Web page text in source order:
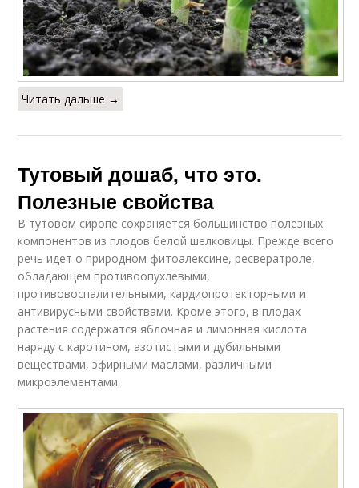
Читать дальше →
Тутовый дошаб, что это.
Полезные свойства
В тутовом сиропе сохраняется большинство полезных
компонентов из плодов белой шелковицы. Прежде всего
речь идет о природном фитоалексине, ресвератроле,
обладающем противоопухлевыми,
противовоспалительными, кардиопротекторными и
антивирусными свойствами. Кроме этого, в плодах
растения содержатся яблочная и лимонная кислота
наряду с каротином, азотистыми и дубильными
веществами, эфирными маслами, различными
микроэлементами.